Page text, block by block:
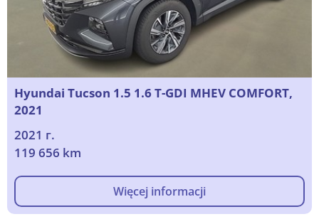
Hyundai Tucson 1.5 1.6 T-GDI MHEV COMFORT,
2021
2021 г.
119 656 km
Więcej informacji